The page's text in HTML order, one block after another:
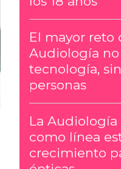
El mayor reto
Audiología no
tecnología,
personas
La
como línea
crecimiento